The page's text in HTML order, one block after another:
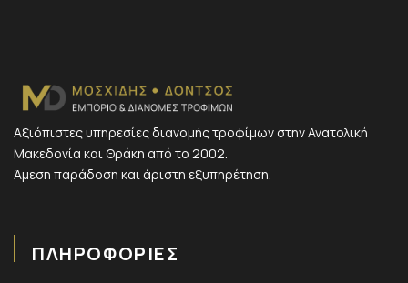
Αξιόπιστες υπηρεσίες διανομής τροφίμων στην Ανατολική
Μακεδονία και Θράκη από το 2002.
Άμεση παράδοση και άριστη εξυπηρέτηση.
ΠΛΗΡΟΦΟΡΙΕΣ